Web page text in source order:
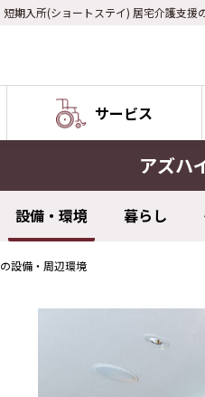
入所(ショートステイ) 居宅介護支援
サービス
アズハ
設備・環境 暮らし
設備・周辺環境